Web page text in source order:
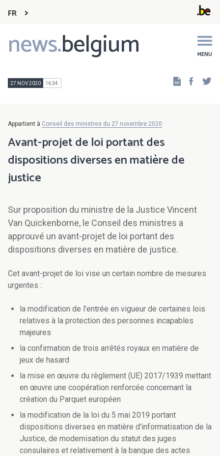
FR
news.belgium MENU
Main
navigation
27 NOV 2020 16:34
Appartient à Conseil des ministres du 27 novembre 2020
Avant-projet de loi portant des
dispositions diverses en matière de
justice
Sur proposition du ministre de la Justice Vincent
Van Quickenborne, le Conseil des ministres a
approuvé un avant-projet de loi portant des
dispositions diverses en matière de justice.
Cet avant-projet de loi vise un certain nombre de mesures
urgentes :
la modification de l’entrée en vigueur de certaines lois
relatives à la protection des personnes incapables
majeures
la confirmation de trois arrêtés royaux en matière de
jeux de hasard
la mise en œuvre du règlement (UE) 2017/1939 mettant
en œuvre une coopération renforcée concernant la
création du Parquet européen
la modification de la loi du 5 mai 2019 portant
dispositions diverses en matière d'informatisation de la
Justice, de modernisation du statut des juges
consulaires et relativement à la banque des actes